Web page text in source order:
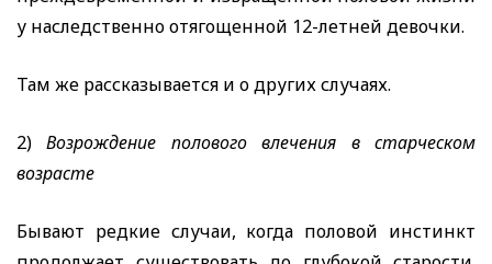
у наследственно отягощенной 12-летней девочки.
Там же рассказывается и о других случаях.
2)Возрождение полового влечения в старческом
возрасте
Бывают редкие случаи, когда половой инстинкт